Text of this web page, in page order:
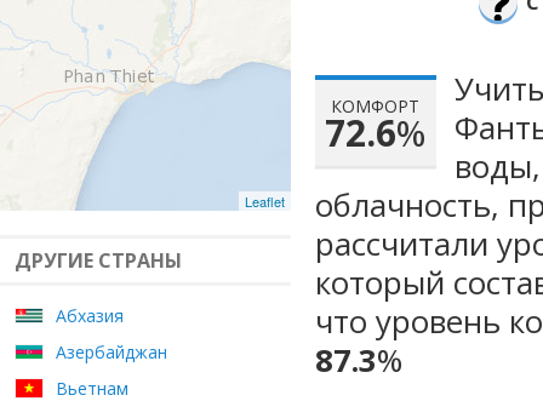
Leaflet
ДРУГИЕ СТРАНЫ
Абхазия
Азербайджан
Вьетнам
КОМФОРТ
72.6%
облачность,
рассчитали
который
что уровень
87.3%